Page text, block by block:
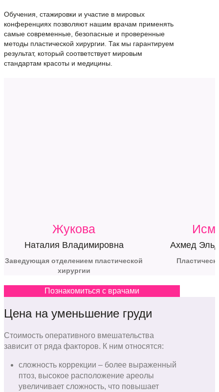
Обучения, стажировки и участие в мировых
конференциях позволяют нашим врачам применять
самые современные, безопасные и проверенные
методы пластической хирургии. Так мы гарантируем
результат, который соответствует мировым
стандартам красоты и медицины.
Жукова
Наталия Владимировна
Заведующая отделением пластической
хирургии
Ахмед
Познакомиться с врачами
Цена на уменьшение груди
Стоимость оперативного вмешательства
зависит от ряда факторов. К ним относятся:
сложность коррекции – более выраженный
птоз, высокое расположение ареолы
увеличивает сложность, что повышает